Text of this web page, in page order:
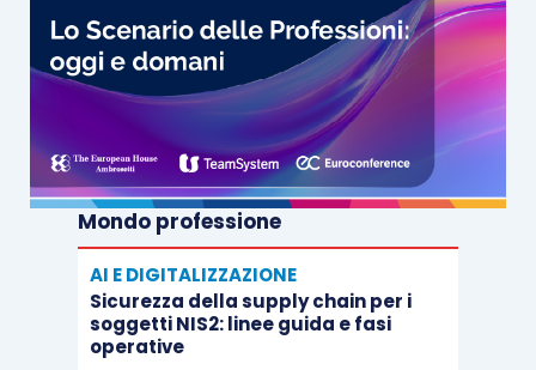
Mondo professione
AI E DIGITALIZZAZIONE
Sicurezza della supply chain per i
soggetti NIS2: linee guida e fasi
operative